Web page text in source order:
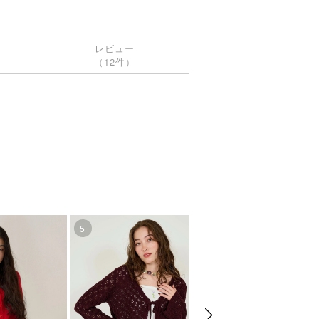
レビュー
（12件）
5